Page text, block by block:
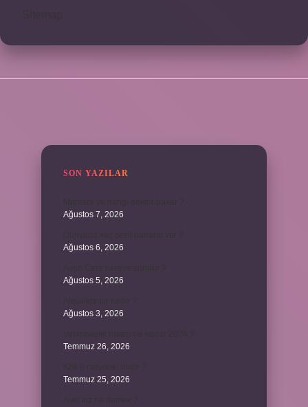
SON YAZILAR
Ağustos 7, 2026
Ağustos 6, 2026
Ağustos 5, 2026
Ağustos 3, 2026
Temmuz 26, 2026
Temmuz 25, 2026